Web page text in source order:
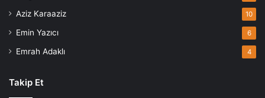
Aziz Karaaziz 10
Emin Yazıcı 6
Emrah Adaklı 4
Takip Et